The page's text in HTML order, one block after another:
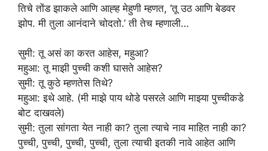
तिचे तोंड झाकले आणि आह्ह मेहुणी म्हणत, ‘तू उठ आणि बेडवर
झोप. मी तुला आनंदाने चोदतो.’ ती तेच म्हणाली…
सुमी: तू असं का करत आहेस, महुआ?
महुआ: तू माझी पुच्ची कशी घासते आहेस?
सुमी: तू कुठे म्हणतेस तिथे?
महुआ: इथे आहे. (मी माझे पाय थोडे पसरले आणि माझ्या पुच्चीकडे
बोट दाखवले)
सुमी: तुला सांगता येत नाही का? तुला त्याचे नाव माहित नाही का?
पुच्ची, पुच्ची, पुच्ची, पुच्ची, तुला त्याची इतकी नावे आहेत आणि